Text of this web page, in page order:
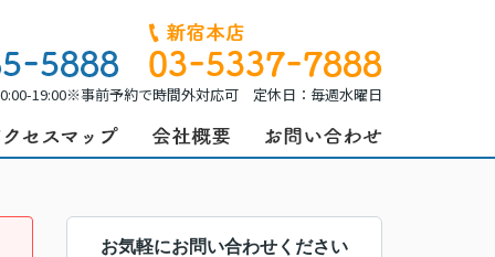
19:00※事前予約で時間外対応可 定休日：毎週水曜日
お気軽にお問い合わせください